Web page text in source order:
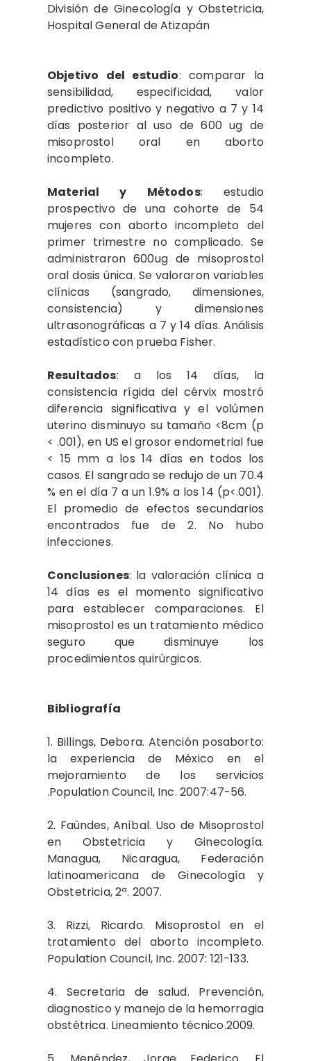
División de Ginecología y Obstetricia,
Hospital General de Atizapán
Objetivo del estudio: comparar la
sensibilidad, especificidad, valor
predictivo positivo y negativo a 7 y 14
días posterior al uso de 600 ug de
misoprostol oral en aborto
incompleto.
Material y Métodos: estudio
prospectivo de una cohorte de 54
mujeres con aborto incompleto del
primer trimestre no complicado. Se
administraron 600ug de misoprostol
oral dosis única. Se valoraron variables
clínicas (sangrado, dimensiones,
consistencia) y dimensiones
ultrasonográficas a 7 y 14 días. Análisis
estadístico con prueba Fisher.
Resultados: a los 14 días, la
consistencia rígida del cérvix mostró
diferencia significativa y el volúmen
uterino disminuyo su tamaño <8cm (p
< .001), en US el grosor endometrial fue
< 15 mm a los 14 días en todos los
casos. El sangrado se redujo de un 70.4
% en el día 7 a un 1.9% a los 14 (p<.001).
El promedio de efectos secundarios
encontrados fue de 2. No hubo
infecciones.
Conclusiones: la valoración clínica a
14 días es el momento significativo
para establecer comparaciones. El
misoprostol es un tratamiento médico
seguro que disminuye los
procedimientos quirúrgicos.
Bibliografía
1. Billings, Debora. Atención posaborto:
la experiencia de México en el
mejoramiento de los servicios
.Population Council, Inc. 2007:47-56.
2. Faùndes, Aníbal. Uso de Misoprostol
en Obstetricia y Ginecología.
Managua, Nicaragua, Federación
latinoamericana de Ginecología y
Obstetricia, 2ª. 2007.
3. Rizzi, Ricardo. Misoprostol en el
tratamiento del aborto incompleto.
Population Council, Inc. 2007: 121-133.
4. Secretaria de salud. Prevención,
diagnostico y manejo de la hemorragia
obstétrica. Lineamiento técnico.2009.